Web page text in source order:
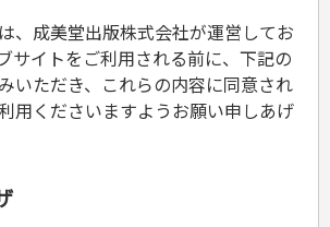
ツ
り
ク
いメラ
ば
ダイエット
ング
・パン
らし
クササイズ
・ヘア
ペン字
ーチ・マナー
児
・こどもレシピ
とり
ム
ム
ん
感想文
験
検定
金・保険
、成美堂出版株式会社が運営してお
サイトをご利用される前に、下記の
いただき、これらの内容に同意され
用くださいますようお願い申しあげ